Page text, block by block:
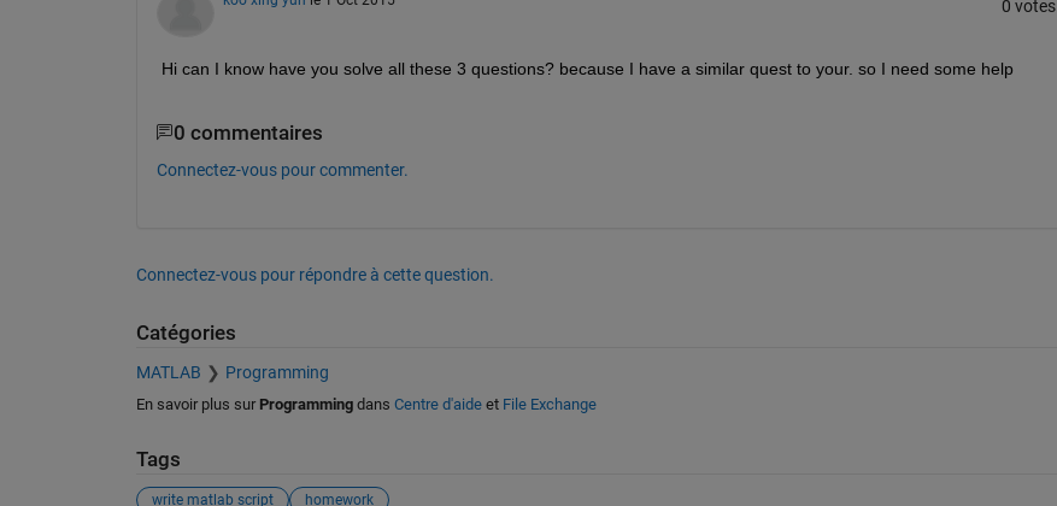
0 votes
Hi can I know have you solve all these 3 questions? because I have a similar quest to your. so I need some help
0 commentaires
Connectez-vous pour commenter.
Connectez-vous pour répondre à cette question.
Catégories
MATLAB Programming
En savoir plus sur Programmingdans Centre d'aideet File Exchange
Tags
write matlab script homework